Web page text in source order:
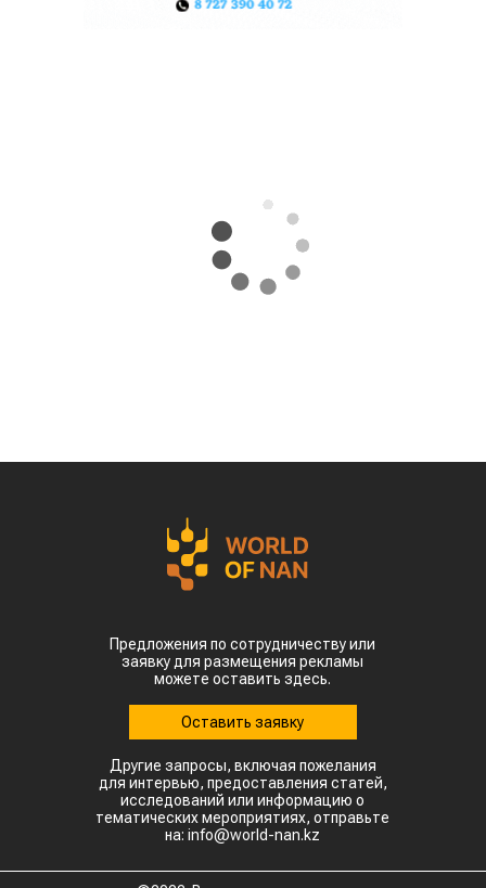
Предложения по сотрудничеству или
заявку для размещения рекламы
можете оставить здесь.
Оставить заявку
Другие запросы, включая пожелания
для интервью, предоставления статей,
исследований или информацию о
тематических мероприятиях, отправьте
на: info@world-nan.kz